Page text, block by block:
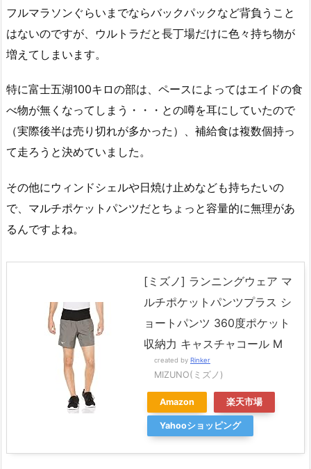
フルマラソンぐらいまでならバックパックなど背負うこと
はないのですが、ウルトラだと長丁場だけに色々持ち物が
増えてしまいます。
特に富士五湖100キロの部は、ペースによってはエイドの食
べ物が無くなってしまう・・・との噂を耳にしていたので
（実際後半は売り切れが多かった）、補給食は複数個持っ
て走ろうと決めていました。
その他にウィンドシェルや日焼け止めなども持ちたいの
で、マルチポケットパンツだとちょっと容量的に無理があ
るんですよね。
[ミズノ] ランニングウェア マ
ルチポケットパンツプラス シ
ョートパンツ 360度ポケット
収納力 キャスチャコール M
created by Rinker
MIZUNO(ミズノ)
Amazon 楽天市場
Yahooショッピング